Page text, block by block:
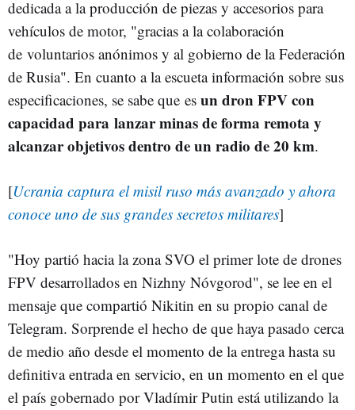
dedicada a la producción de piezas y accesorios para
vehículos de motor, "gracias a la colaboración
de voluntarios anónimos y al gobierno de la Federación
de Rusia". En cuanto a la escueta información sobre sus
especificaciones, se sabe que es un dron FPV con
capacidad para lanzar minas de forma remota y
alcanzar objetivos dentro de un radio de 20 km.
[Ucrania captura el misil ruso más avanzado y ahora
conoce uno de sus grandes secretos militares]
"Hoy partió hacia la zona SVO el primer lote de drones
FPV desarrollados en Nizhny Nóvgorod", se lee en el
mensaje que compartió Nikitin en su propio canal de
Telegram. Sorprende el hecho de que haya pasado cerca
de medio año desde el momento de la entrega hasta su
definitiva entrada en servicio, en un momento en el que
el país gobernado por Vladímir Putin está utilizando la